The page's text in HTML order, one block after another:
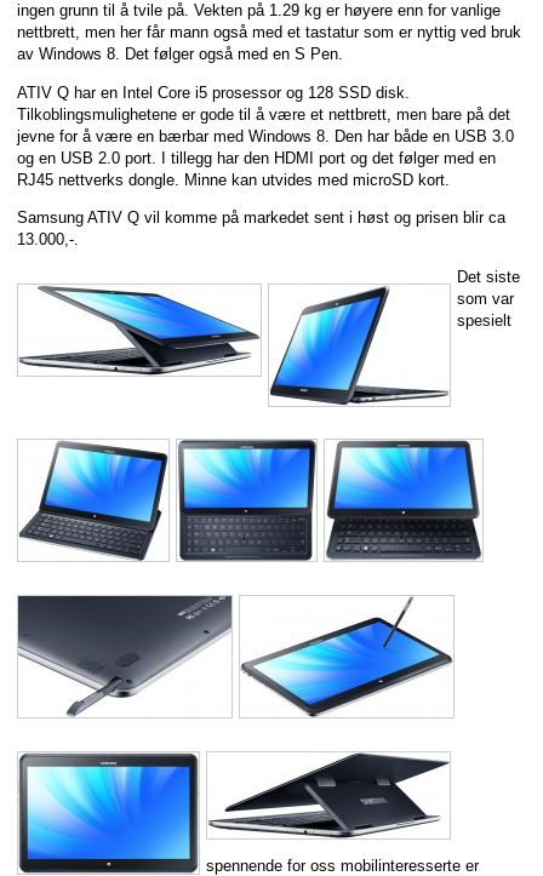
ingen grunn til å tvile på. Vekten på 1.29 kg er høyere enn for vanlige
nettbrett, men her får mann også med et tastatur som er nyttig ved bruk
av Windows 8. Det følger også med en S Pen.
ATIV Q har en Intel Core i5 prosessor og 128 SSD disk.
Tilkoblingsmulighetene er gode til å være et nettbrett, men bare på det
jevne for å være en bærbar med Windows 8. Den har både en USB 3.0
og en USB 2.0 port. I tillegg har den HDMI port og det følger med en
RJ45 nettverks dongle. Minne kan utvides med microSD kort.
Samsung ATIV Q vil komme på markedet sent i høst og prisen blir ca
13.000,-.
Det siste
som var
spesielt
spennende for oss mobilinteresserte er